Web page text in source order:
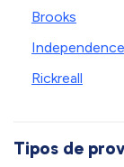
Brooks
Independence
Rickreall
Tipos de